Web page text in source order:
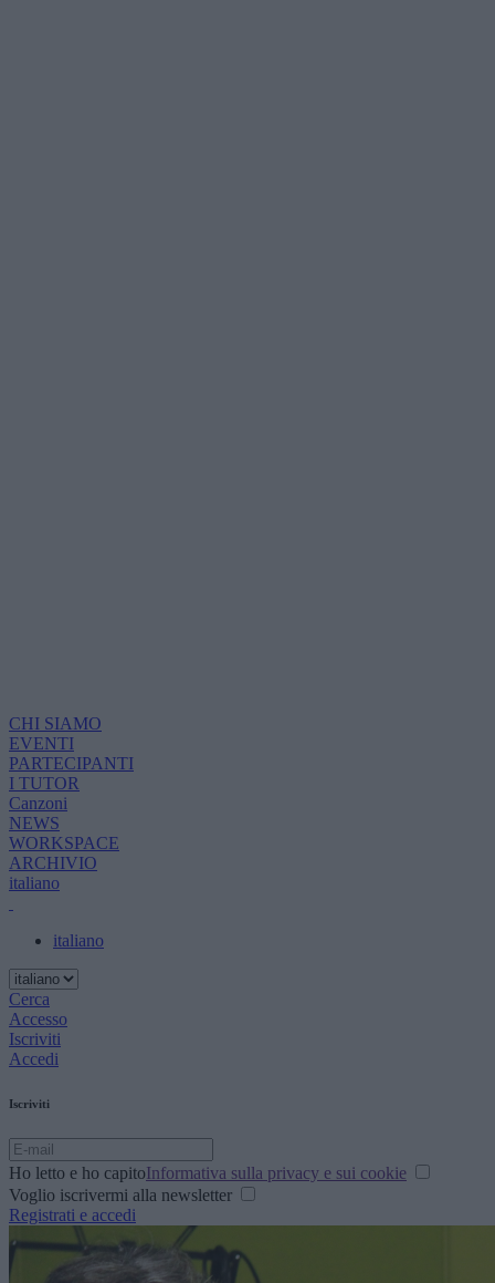
CHI SIAMO
EVENTI
PARTECIPANTI
I TUTOR
Canzoni
NEWS
WORKSPACE
ARCHIVIO
italiano
italiano
Cerca
Accesso
Iscriviti
Accedi
Iscriviti
Ho letto e ho capitoInformativa sulla privacy e sui cookie
Voglio iscrivermi alla newsletter
Registrati e accedi